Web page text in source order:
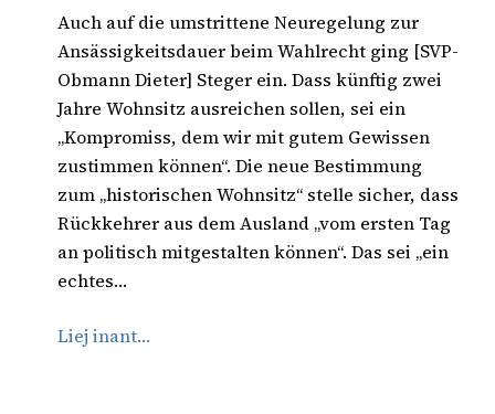
Auch auf die umstrittene Neuregelung zur
Ansässigkeitsdauer beim Wahlrecht ging [SVP-
Obmann Dieter] Steger ein. Dass künftig zwei
Jahre Wohnsitz ausreichen sollen, sei ein
„Kompromiss, dem wir mit gutem Gewissen
zustimmen können“. Die neue Bestimmung
zum „historischen Wohnsitz“ stelle sicher, dass
Rückkehrer aus dem Ausland „vom ersten Tag
an politisch mitgestalten können“. Das sei „ein
echtes…
Liej inant…